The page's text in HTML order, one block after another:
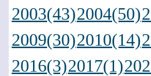
2003(43)2004(50)
2009(30)2010(14)
2016(3)2017(1)